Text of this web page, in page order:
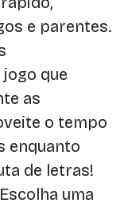
e parentes.
que
as
o tempo
enquanto
de letras!
uma